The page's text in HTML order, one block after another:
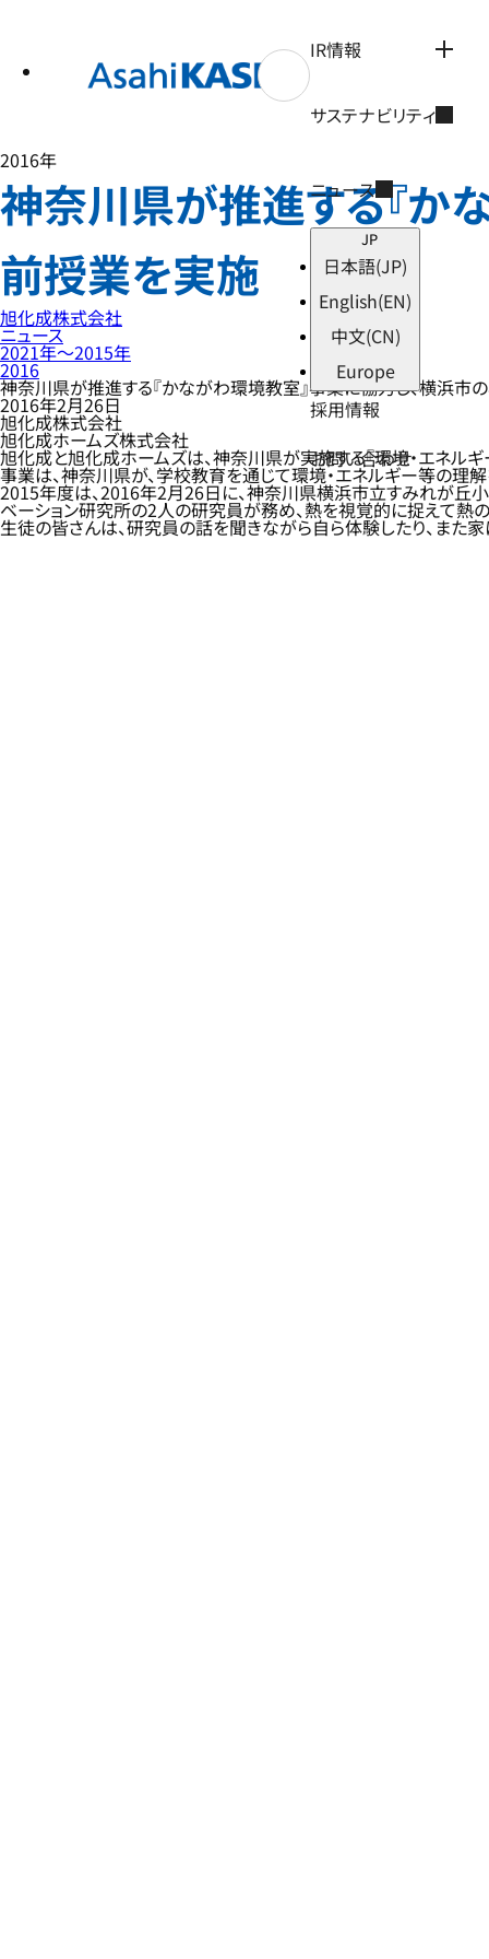
IR情報
サステナビリティ
ニュース
JP
日本語(JP)
English(EN)
中文(CN)
Europe
採用情報
お問い合わせ
2016年
神奈川県が推進する『か
前授業を実施
旭化成株式会社
ニュース
2021年〜2015年
2016
神奈川県が推進する『かながわ環境教室』事業に協力し、横浜市
2016年2月26日
旭化成株式会社
旭化成ホームズ株式会社
旭化成と旭化成ホームズは、神奈川県が実施する『環境・エネル
事業は、神奈川県が、学校教育を通じて環境・エネルギー等の理
2015年度は、2016年2月26日に、神奈川県横浜市立すみれが丘小
ベーション研究所の2人の研究員が務め、熱を視覚的に捉えて熱
生徒の皆さんは、研究員の話を聞きながら自ら体験したり、また